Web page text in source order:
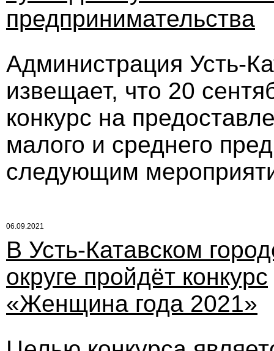
предпринимательства
Администрация Усть-
извещает, что 20
конкурс на
малого и среднего
следующим
06.09.2021
В Усть-Катавском
округе пройдёт конкурс
«Женщина года 2021»